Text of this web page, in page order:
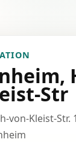
Str
von-Kleist-Str.